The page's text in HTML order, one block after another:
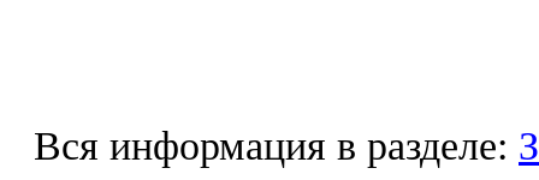
Вся информация в разделе: